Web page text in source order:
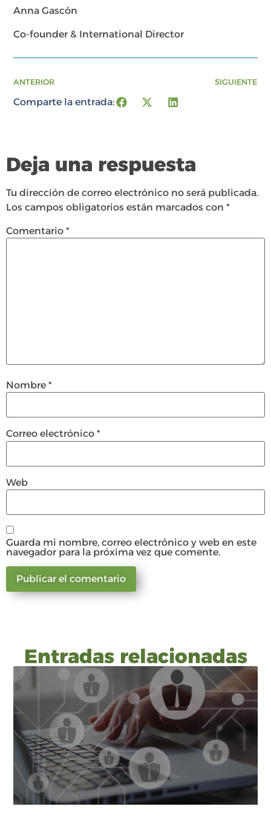
Anna Gascón
Co-founder & International Director
ANTERIOR SIGUIENTE
Comparte la entrada:
Deja una respuesta
Tu dirección de correo electrónico no será publicada.
Los campos obligatorios están marcados con *
Comentario *
Nombre *
Correo electrónico *
Web
Guarda mi nombre, correo electrónico y web en este
navegador para la próxima vez que comente.
Entradas relacionadas